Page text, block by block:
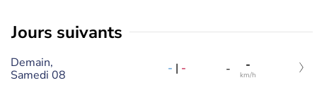
jours suivants
Demain,
Samedi 08
- | - - -
km/h